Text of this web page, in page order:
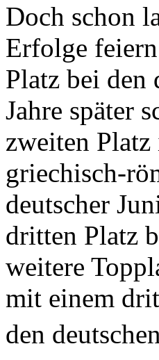
Doch schon
Erfolge
Platz bei den
Jahre später
zweiten
griechisch-
deutscher
dritten Platz
weitere
mit einem
den